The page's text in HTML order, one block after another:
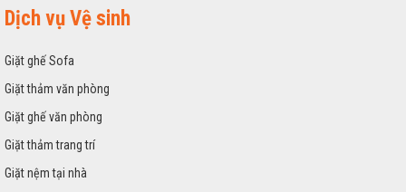
Dịch vụ Vệ sinh
Giặt ghế Sofa
Giặt thảm văn phòng
Giặt ghế văn phòng
Giặt thảm trang trí
Giặt nệm tại nhà